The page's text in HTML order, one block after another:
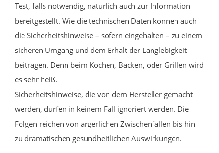
Test, falls notwendig, natürlich auch zur Information
bereitgestellt. Wie die technischen Daten können auch
die Sicherheitshinweise – sofern eingehalten – zu einem
sicheren Umgang und dem Erhalt der Langlebigkeit
beitragen. Denn beim Kochen, Backen, oder Grillen wird
es sehr heiß.
Sicherheitshinweise, die von dem Hersteller gemacht
werden, dürfen in keinem Fall ignoriert werden. Die
Folgen reichen von ärgerlichen Zwischenfällen bis hin
zu dramatischen gesundheitlichen Auswirkungen.